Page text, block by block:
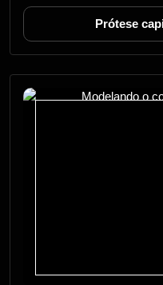
Prótese